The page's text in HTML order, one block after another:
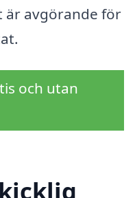
avgörande för
och utan